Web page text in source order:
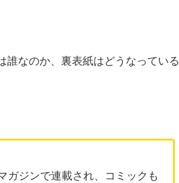
誰なのか、裏表紙はどうなっている
ガジンで連載され、コミックも